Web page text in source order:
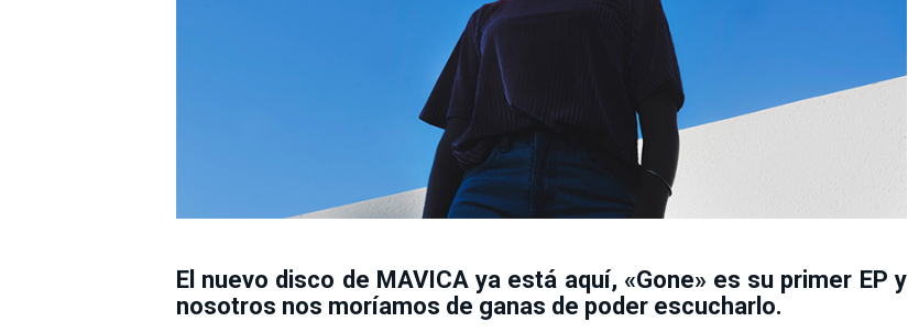
El nuevo disco de MAVICA ya está aquí, «Gone» es su primer EP y
nosotros nos moríamos de ganas de poder escucharlo.